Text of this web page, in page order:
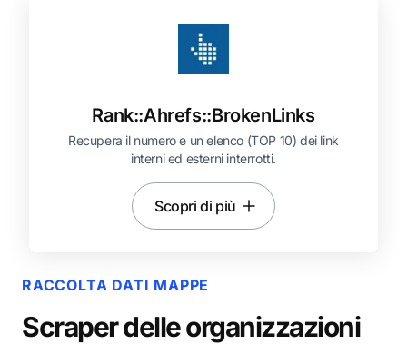
Rank::Ahrefs::BrokenLinks
Recupera il numero e un elenco (TOP 10) dei link
interni ed esterni interrotti.
Scopri di più
RACCOLTA DATI MAPPE
Scraper delle organizzazioni